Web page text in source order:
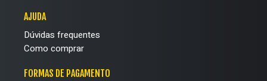
AJUDA
Dúvidas frequentes
Como comprar
FORMAS DE PAGAMENTO